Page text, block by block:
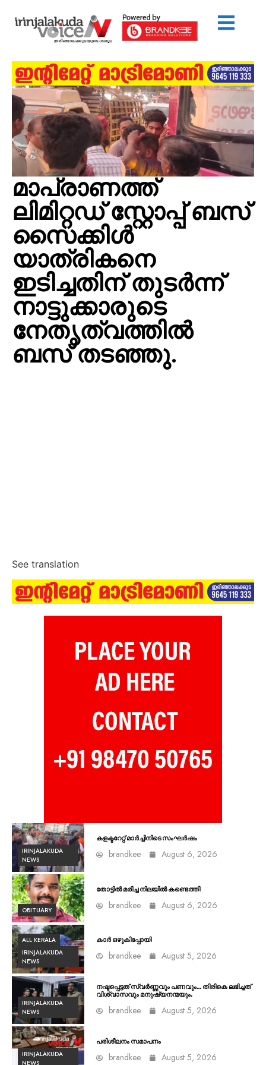
മാപ്രാണത്ത്
ലിമിറ്റഡ് സ്റ്റോപ്പ് ബസ്
സൈക്കിൾ
യാത്രികനെ
ഇടിച്ചതിന് തുടർന്ന്
നാട്ടുക്കാരുടെ
നേതൃത്വത്തിൽ
ബസ് തടഞ്ഞു.
See translation
IRINJALAKUDA
NEWS
കളക്ടറേറ്റ് മാർച്ചിനിടെ സംഘർഷം
brandkee August 6, 2026
OBITUARY
തോട്ടിൽ മരിച്ച നിലയിൽ കണ്ടെത്തി
brandkee August 6, 2026
ALL KERALA
IRINJALAKUDA
NEWS
കാർ ഒഴുകിപ്പോയി
brandkee August 5, 2026
IRINJALAKUDA
NEWS
നഷ്ടപ്പെട്ടത് സ്വർണ്ണവും പണവും… തിരികെ ലഭിച്ചത്
വിശ്വാസവും മനുഷ്യനന്മയും.
brandkee August 5, 2026
IRINJALAKUDA
NEWS
പരിശീലനം സമാപനം
brandkee August 5, 2026